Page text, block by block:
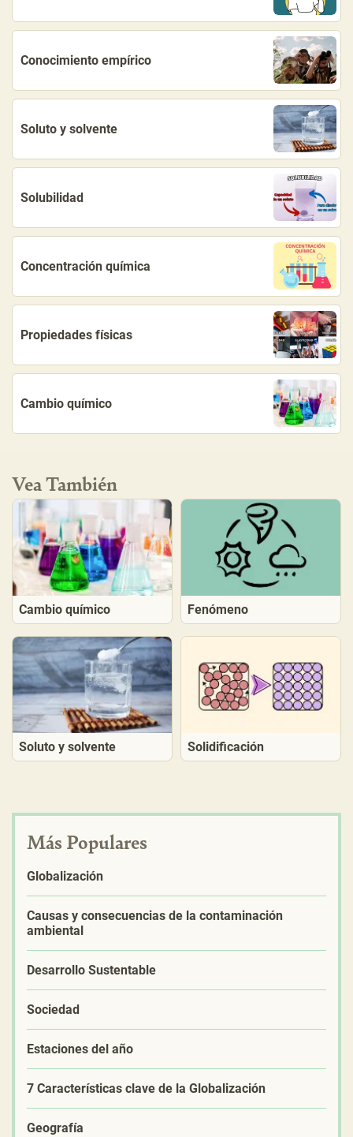
Conocimiento empírico
Soluto y solvente
Solubilidad
Concentración química
Propiedades físicas
Cambio químico
Vea También
Cambio químico Fenómeno
Soluto y solvente Solidificación
Más Populares
Globalización
Causas y consecuencias de la contaminación
ambiental
Desarrollo Sustentable
Sociedad
Estaciones del año
7 Características clave de la Globalización
Geografía